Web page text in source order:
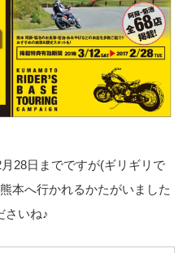
28日までですが(ギリギリで
本へ行かれるかたがいました
さいね♪